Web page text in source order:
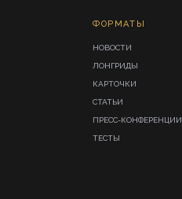
ФОРМАТЫ
НОВОСТИ
ЛОНГРИДЫ
КАРТОЧКИ
СТАТЬИ
ПРЕСС-КОНФЕРЕНЦИИ
ТЕСТЫ